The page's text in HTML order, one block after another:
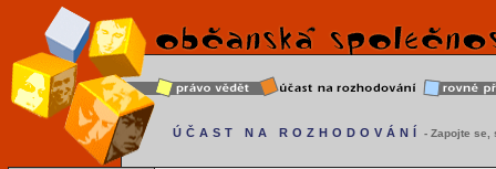
ÚČAST NA ROZHODOVÁNÍ - Zapojte se,